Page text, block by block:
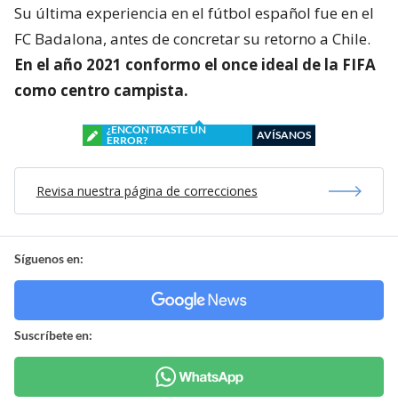
Su última experiencia en el fútbol español fue en el
FC Badalona, antes de concretar su retorno a Chile.
En el año 2021 conformo el once ideal de la FIFA
como centro campista.
¿ENCONTRASTE UN
ERROR?
AVÍSANOS
Revisa nuestra página de correcciones
Síguenos en:
Suscríbete en: